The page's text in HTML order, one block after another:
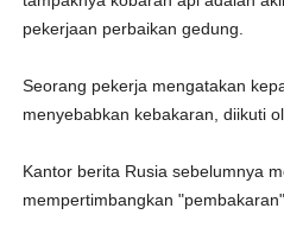
pekerjaan perbaikan gedung.
Seorang pekerja mengatakan
menyebabkan kebakaran, diikuti
Kantor berita Rusia sebelumnya
mempertimbangkan